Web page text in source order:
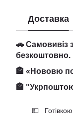
Доставка
🚗 Самовивіз
безкоштовно.
🏤 «Нововю
🏤
💵 Готівкою